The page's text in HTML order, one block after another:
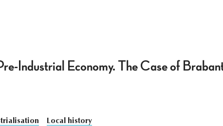
Industrial Economy. The Case of
Local history